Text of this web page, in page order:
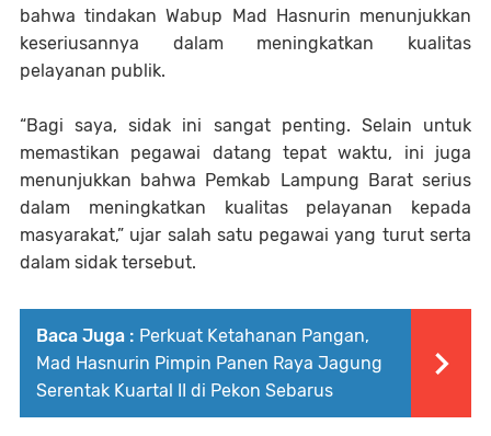
bahwa tindakan Wabup Mad Hasnurin menunjukkan
keseriusannya dalam meningkatkan kualitas
pelayanan publik.
“Bagi saya, sidak ini sangat penting. Selain untuk
memastikan pegawai datang tepat waktu, ini juga
menunjukkan bahwa Pemkab Lampung Barat serius
dalam meningkatkan kualitas pelayanan kepada
masyarakat,” ujar salah satu pegawai yang turut serta
dalam sidak tersebut.
Baca Juga : Perkuat Ketahanan Pangan,
Mad Hasnurin Pimpin Panen Raya Jagung
Serentak Kuartal II di Pekon Sebarus